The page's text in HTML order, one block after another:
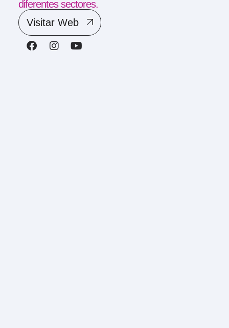
Visitar Web
diferentes sectores.